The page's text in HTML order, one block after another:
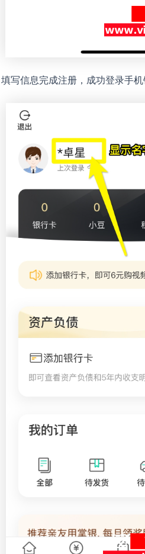
写信息完成注册，成功登录手机